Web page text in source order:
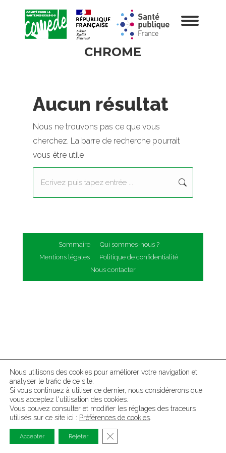
CHROME
Aucun résultat
Nous ne trouvons pas ce que vous
cherchez. La barre de recherche pourrait
vous être utile
Sommaire
Qui sommes-nous ?
Mentions légales
Politique de confidentialité
Nous contacter
Nous utilisons des cookies pour améliorer votre navigation et
analyser le trafic de ce site.
Si vous continuez à utiliser ce dernier, nous considérerons que
vous acceptez l'utilisation des cookies.
Vous pouvez consulter et modifier les réglages des traceurs
utilisés sur ce site ici : Préférences de cookies
Accepter Rejeter Fermer la bannière des cookies